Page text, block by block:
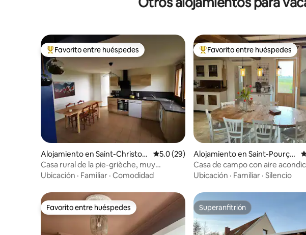
Favorito entre huéspedes preferido
Favorito entre huéspedes
Alojamiento en Saint-Christop
he-en-Brionnais
Calificación promedio: 5.0 de 5, 29 reseñas
5.0 (29)
Casa rural de la pie-grièche, muy
tranquila para cuatro.
Ubicación · Familiar · Comodidad
Favorito entre huéspedes
Favorito entre huéspedes
Alojamiento en Saint-Pourçai
n-sur-Besbre
Casa de campo con aire
1 minuto y 30 segundos del PAL -
Ubicación · Familiar · Silencio
Favorito entre huéspedes
Favorito entre huéspedes Superanfitrión
Superanfitrión